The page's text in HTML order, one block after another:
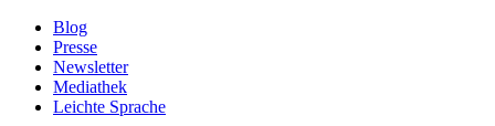
Blog
Presse
Newsletter
Mediathek
Leichte Sprache